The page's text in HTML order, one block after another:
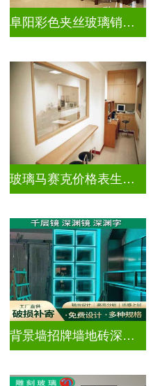
阜阳彩色夹丝玻璃销售电话
玻璃马赛克价格表生产电话
背景墙招牌墙地砖深渊镜千层镜